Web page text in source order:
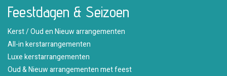
Feestdagen & Seizoen
Kerst / Oud en Nieuw arrangementen
All-in kerstarrangementen
Luxe kerstarrangementen
Oud & Nieuw arrangementen met feest